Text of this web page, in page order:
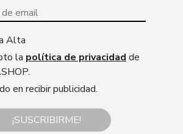
Alta
la política de privacidad de
en recibir publicidad.
¡SUSCRIBIRME!